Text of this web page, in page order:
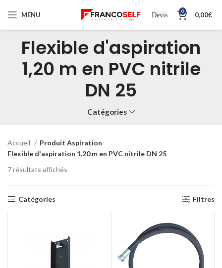
MENU Devis 0 0,00€
Flexible d'aspiration
1,20 m en PVC nitrile
DN 25
Catégories
Accueil
Produit Aspiration
Flexible d'aspiration 1,20 m en PVC nitrile DN 25
7 résultats affichés
Catégories Filtres